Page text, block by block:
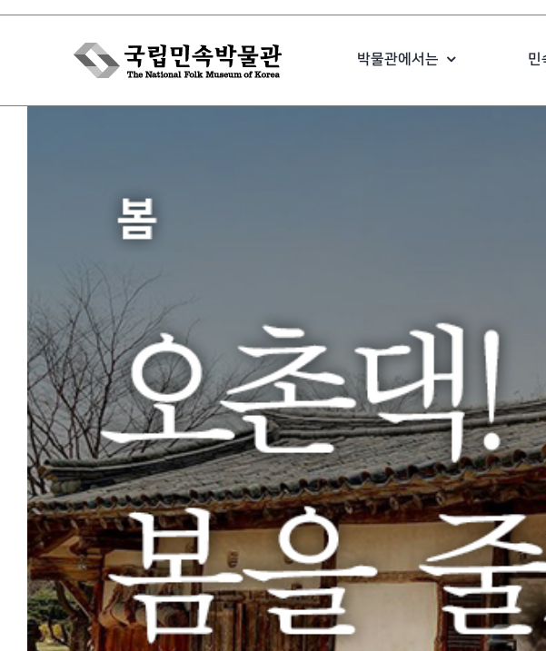
Skip
박물관에서는 민